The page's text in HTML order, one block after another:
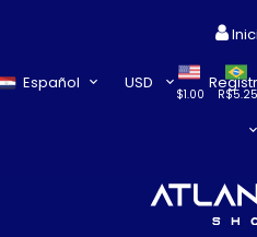
Español USD
$1.00 R$5.25